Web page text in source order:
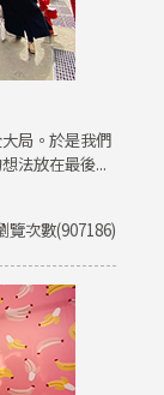
局。於是我們
法放在最後...
覽次數(907186)